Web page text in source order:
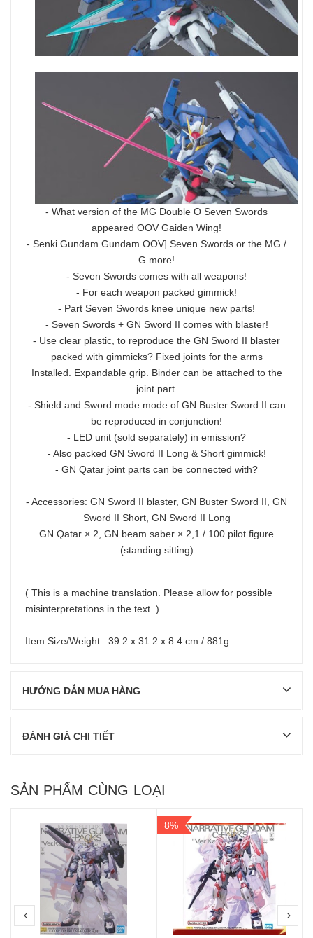
- What version of the MG Double O Seven Swords
appeared OOV Gaiden Wing!
- Senki Gundam Gundam OOV] Seven Swords or the MG /
G more!
- Seven Swords comes with all weapons!
- For each weapon packed gimmick!
- Part Seven Swords knee unique new parts!
- Seven Swords + GN Sword II comes with blaster!
- Use clear plastic, to reproduce the GN Sword II blaster
packed with gimmicks? Fixed joints for the arms
Installed. Expandable grip. Binder can be attached to the
joint part.
- Shield and Sword mode mode of GN Buster Sword II can
be reproduced in conjunction!
- LED unit (sold separately) in emission?
- Also packed GN Sword II Long & Short gimmick!
- GN Qatar joint parts can be connected with?
- Accessories: GN Sword II blaster, GN Buster Sword II, GN
Sword II Short, GN Sword II Long
GN Qatar × 2, GN beam saber × 2,1 / 100 pilot figure
(standing sitting)
( This is a machine translation. Please allow for possible
misinterpretations in the text. )
Item Size/Weight : 39.2 x 31.2 x 8.4 cm / 881g
HƯỚNG DẪN MUA HÀNG
ĐÁNH GIÁ CHI TIẾT
SẢN PHẨM CÙNG LOẠI
8%